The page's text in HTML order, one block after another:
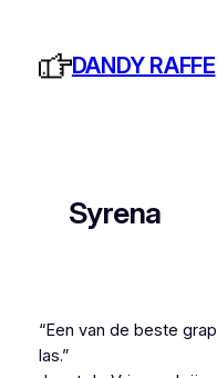
DANDY RAFFE
Syrena
“Een van de beste
las.”